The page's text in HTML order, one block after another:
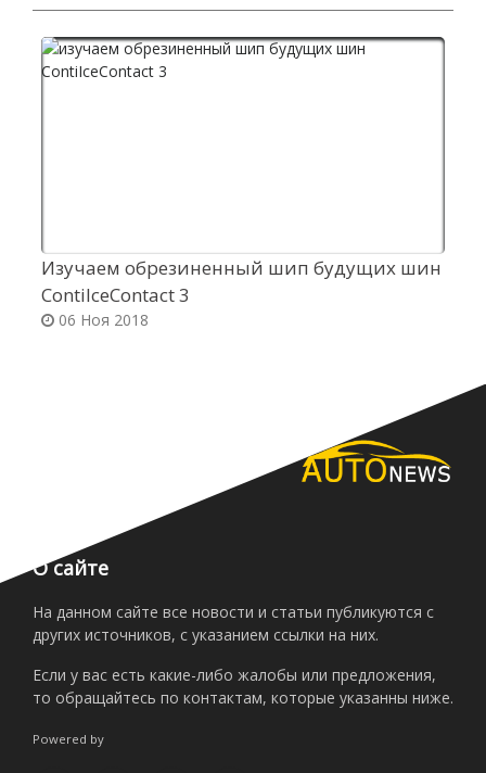
Изучаем обрезиненный шип будущих шин
ContiIceContact 3
06 Ноя 2018
О сайте
На данном сайте все новости и статьи публикуются с
других источников, с указанием ссылки на них.
Если у вас есть какие-либо жалобы или предложения,
то обращайтесь по контактам, которые указанны ниже.
Powered by